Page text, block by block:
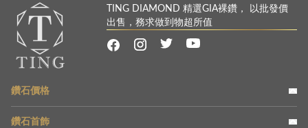
TING DIAMOND 精選GIA裸鑽， 以批發價
出售，務求做到物超所值
鑽石價格
鑽石首飾